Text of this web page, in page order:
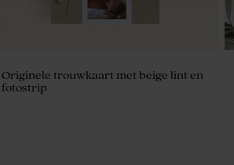
Originele trouwkaart met beige lint en
fotostrip